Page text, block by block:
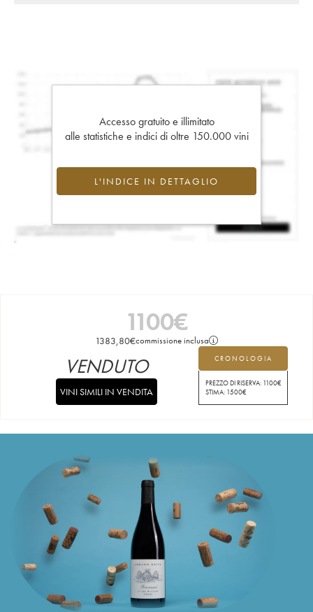
Accesso gratuito e illimitato
alle statistiche e indici di oltre 150.000 vini
L'INDICE IN DETTAGLIO
1100€
1383,80€commissione inclusa
CRONOLOGIA
PREZZO DI RISERVA: 1100€
STIMA: 1500€
VENDUTO
VINI SIMILI IN VENDITA